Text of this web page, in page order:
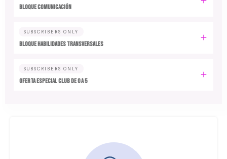
Bloque COMUNICACIÓN
SUBSCRIBERS ONLY
Bloque HABILIDADES TRANSVERSALES
SUBSCRIBERS ONLY
Oferta especial Club de 0 a 5